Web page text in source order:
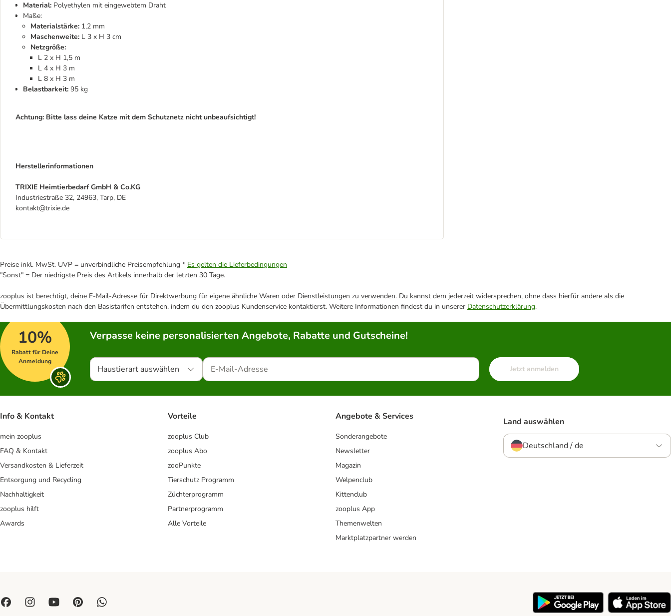
Material: Polyethylen mit eingewebtem Draht
Maße:
Materialstärke: 1,2 mm
Maschenweite: L 3 x H 3 cm
Netzgröße:
L 2 x H 1,5 m
L 4 x H 3 m
L 8 x H 3 m
Belastbarkeit: 95 kg
Achtung: Bitte lass deine Katze mit dem Schutznetz nicht unbeaufsichtigt!
Herstellerinformationen
TRIXIE Heimtierbedarf GmbH & Co.KG
Industriestraße 32, 24963, Tarp, DE
kontakt@trixie.de
Preise inkl. MwSt. UVP = unverbindliche Preisempfehlung * Es gelten die Lieferbedingungen
"Sonst" = Der niedrigste Preis des Artikels innerhalb der letzten 30 Tage.
zooplus ist berechtigt, deine E-Mail-Adresse für Direktwerbung für eigene ähnliche Waren oder Dienstleistungen zu verwenden. Du kannst dem jederzeit widersprechen, ohne dass hierfür andere als die
Übermittlungskosten nach den Basistarifen entstehen, indem du den zooplus Kundenservice kontaktierst. Weitere Informationen findest du in unserer Datenschutzerklärung.
10%
Rabatt für Deine
Anmeldung
Verpasse keine personalisierten Angebote, Rabatte und Gutscheine!
Haustierart auswählen Jetzt anmelden
Info & Kontakt
mein zooplus
FAQ & Kontakt
Versandkosten & Lieferzeit
Entsorgung und Recycling
Nachhaltigkeit
zooplus hilft
Awards
Vorteile
zooplus Club
zooplus Abo
zooPunkte
Tierschutz Programm
Züchterprogramm
Partnerprogramm
Alle Vorteile
Angebote & Services
Sonderangebote
Newsletter
Magazin
Welpenclub
Kittenclub
zooplus App
Themenwelten
Marktplatzpartner werden
Land auswählen
Deutschland / de